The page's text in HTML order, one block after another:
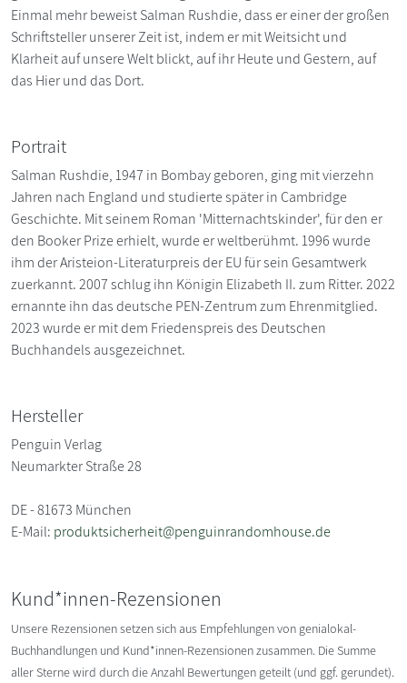
Einmal mehr beweist Salman Rushdie, dass er einer der großen
Schriftsteller unserer Zeit ist, indem er mit Weitsicht und
Klarheit auf unsere Welt blickt, auf ihr Heute und Gestern, auf
das Hier und das Dort.
Portrait
Salman Rushdie, 1947 in Bombay geboren, ging mit vierzehn
Jahren nach England und studierte später in Cambridge
Geschichte. Mit seinem Roman 'Mitternachtskinder', für den er
den Booker Prize erhielt, wurde er weltberühmt. 1996 wurde
ihm der Aristeion-Literaturpreis der EU für sein Gesamtwerk
zuerkannt. 2007 schlug ihn Königin Elizabeth II. zum Ritter. 2022
ernannte ihn das deutsche PEN-Zentrum zum Ehrenmitglied.
2023 wurde er mit dem Friedenspreis des Deutschen
Buchhandels ausgezeichnet.
Hersteller
Penguin Verlag
Neumarkter Straße 28
DE - 81673 München
E-Mail: produktsicherheit@penguinrandomhouse.de
Kund*innen-Rezensionen
Unsere Rezensionen setzen sich aus Empfehlungen von genialokal-
Buchhandlungen und Kund*innen-Rezensionen zusammen. Die Summe
aller Sterne wird durch die Anzahl Bewertungen geteilt (und ggf. gerundet).